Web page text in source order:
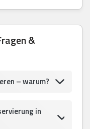
&
– warum?
in